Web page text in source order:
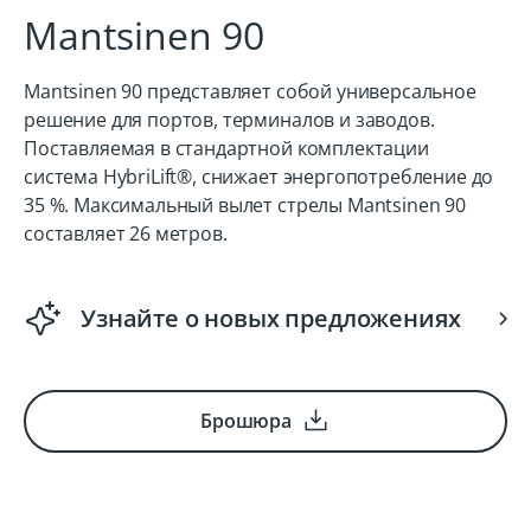
Mantsinen 90
Mantsinen 90 представляет собой универсальное
решение для портов, терминалов и заводов.
Поставляемая в стандартной комплектации
система HybriLift®, снижает энергопотребление до
35 %. Максимальный вылет стрелы Mantsinen 90
составляет 26 метров.
Узнайте о новых предложениях
Брошюра